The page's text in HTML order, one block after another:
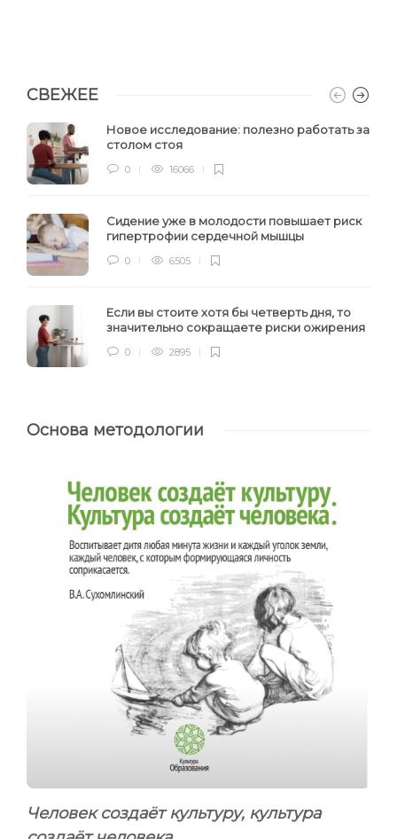
СВЕЖЕЕ
Новое исследование: полезно работать за
столом стоя
0 16066
Сидение уже в молодости повышает риск
гипертрофии сердечной мышцы
0 6505
Если вы стоите хотя бы четверть дня, то
значительно сокращаете риски ожирения
0 2895
Основа методологии
Человек создаёт культуру, культура